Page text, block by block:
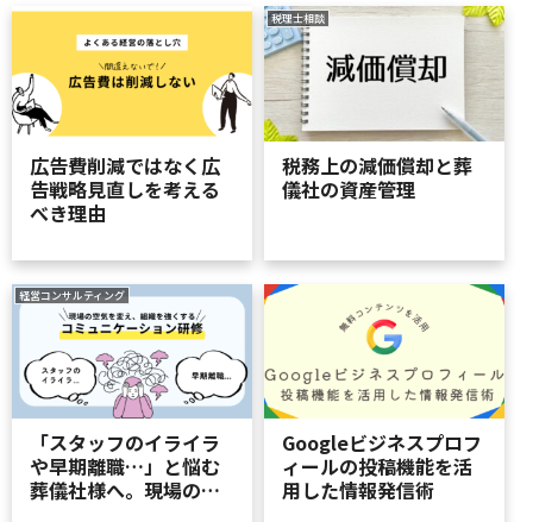
広告費削減ではなく広
告戦略見直しを考える
べき理由
税理士相談
税務上の減価償却と葬
儀社の資産管理
経営コンサルティング
「スタッフのイライラ
や早期離職…」と悩む
葬儀社様へ。現場の空
Googleビジネスプロフ
ィールの投稿機能を活
用した情報発信術